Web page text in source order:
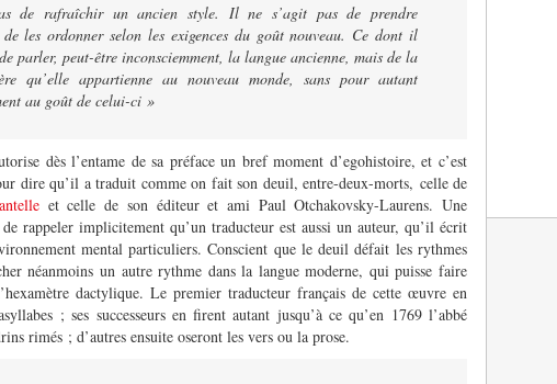
de rafraîchir un ancien style. Il ne s’agit pas de prendre
de les ordonner selon les exigences du goût nouveau. Ce dont il
parler, peut-être inconsciemment, la langue ancienne, mais de la
qu’elle appartienne au nouveau monde, sans pour autant
au goût de celui-ci »
dès l’entame de sa préface un bref moment d’egohistoire, et c’est
dire qu’il a traduit comme on fait son deuil, entre-deux-morts, celle de
et celle de son éditeur et ami Paul Otchakovsky-Laurens. Une
rappeler implicitement qu’un traducteur est aussi un auteur, qu’il écrit
mental particuliers. Conscient que le deuil défait les rythmes
néanmoins un autre rythme dans la langue moderne, qui puisse faire
dactylique. Le premier traducteur français de cette œuvre en
; ses successeurs en firent autant jusqu’à ce qu’en 1769 l’abbé
rimés ; d’autres ensuite oseront les vers ou la prose.